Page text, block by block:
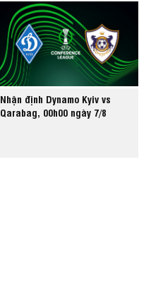
Nhận định Dynamo Kyiv vs
Qarabag, 00h00 ngày 7/8